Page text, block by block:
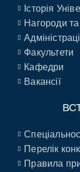
Історія
Нагороди та
Факультети
Кафедри
Вакансії
Перелік
Правила